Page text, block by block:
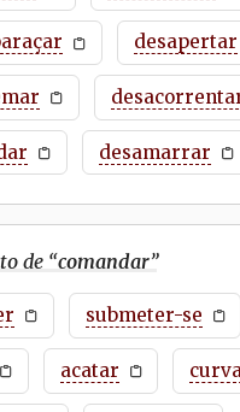
desapertar
desamarrar
de “comandar”
submeter-se
acatar